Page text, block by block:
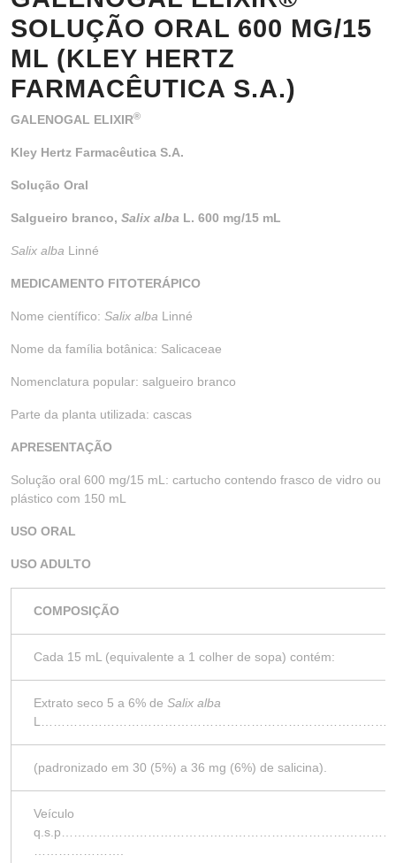
SOLUÇÃO ORAL 600 MG/15
ML (KLEY HERTZ
FARMACÊUTICA S.A.)
GALENOGAL ELIXIR®
Kley Hertz Farmacêutica S.A.
Solução Oral
Salgueiro branco, Salix alba L. 600 mg/15 mL
Salix alba Linné
MEDICAMENTO FITOTERÁPICO
Nome científico: Salix alba Linné
Nome da família botânica: Salicaceae
Nomenclatura popular: salgueiro branco
Parte da planta utilizada: cascas
APRESENTAÇÃO
Solução oral 600 mg/15 mL: cartucho contendo frasco de vidro ou
plástico com 150 mL
USO ORAL
USO ADULTO
COMPOSIÇÃO
Cada 15 mL (equivalente a 1 colher de sopa) contém:
Extrato seco 5 a 6% de Salix alba
(padronizado em 30 (5%) a 36 mg (6%) de salicina).
Veículo